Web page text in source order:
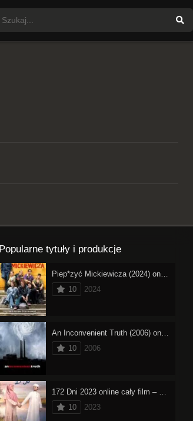
Popularne tytuły i produkcje
Piep*zyć Mickiewicza (2024) online cały film – oglądaj
10
2024
An Inconvenient Truth (2006) online cały film – oglądaj
10
2006
172 Dni 2023 online cały film – oglądaj
10
2023